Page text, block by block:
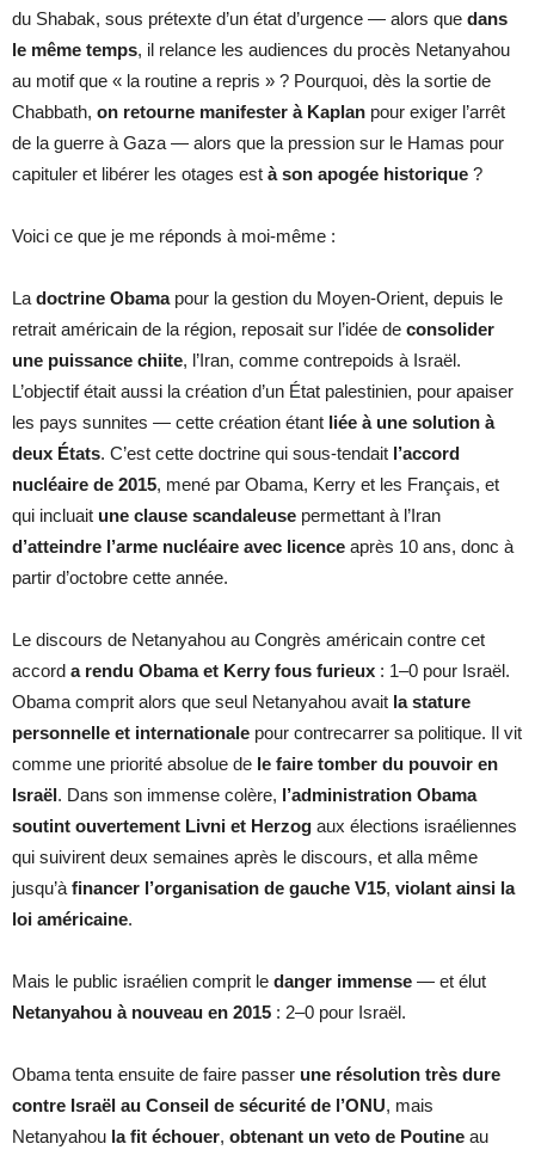
du Shabak, sous prétexte d’un état d’urgence — alors que dans
le même temps, il relance les audiences du procès Netanyahou
au motif que « la routine a repris » ? Pourquoi, dès la sortie de
Chabbath, on retourne manifester à Kaplan pour exiger l’arrêt
de la guerre à Gaza — alors que la pression sur le Hamas pour
capituler et libérer les otages est à son apogée historique ?
Voici ce que je me réponds à moi-même :
Ladoctrine Obamapour la gestion du Moyen-Orient, depuis le
retrait américain de la région, reposait sur l’idée de consolider
une puissance chiite, l’Iran, comme contrepoids à Israël.
L’objectif était aussi la création d’un État palestinien, pour apaiser
les pays sunnites — cette création étant liée à une solution à
deux États. C’est cette doctrine qui sous-tendait l’accord
nucléaire de 2015, mené par Obama, Kerry et les Français, et
qui incluait une clause scandaleuse permettant à l’Iran
d’atteindre l’arme nucléaire avec licence après 10 ans, donc à
partir d’octobre cette année.
Le discours de Netanyahou au Congrès américain contre cet
accord a rendu Obama et Kerry fous furieux : 1–0 pour Israël.
Obama comprit alors que seul Netanyahou avait la stature
personnelle et internationale pour contrecarrer sa politique. Il vit
comme une priorité absolue de le faire tomber du pouvoir en
Israël. Dans son immense colère, l’administration Obama
soutint ouvertement Livni et Herzog aux élections israéliennes
qui suivirent deux semaines après le discours, et alla même
jusqu’àfinancer l’organisation de gauche V15, violant ainsi la
loi américaine.
Mais le public israélien comprit le danger immense — et élut
Netanyahou à nouveau en 2015 : 2–0 pour Israël.
Obama tenta ensuite de faire passer une résolution très dure
contre Israël au Conseil de sécurité de l’ONU, mais
Netanyahou la fit échouer, obtenant un veto de Poutine au